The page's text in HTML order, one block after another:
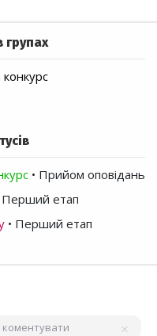
групах
• Прийом оповідань
Перший етап
• Перший етап
коментувати